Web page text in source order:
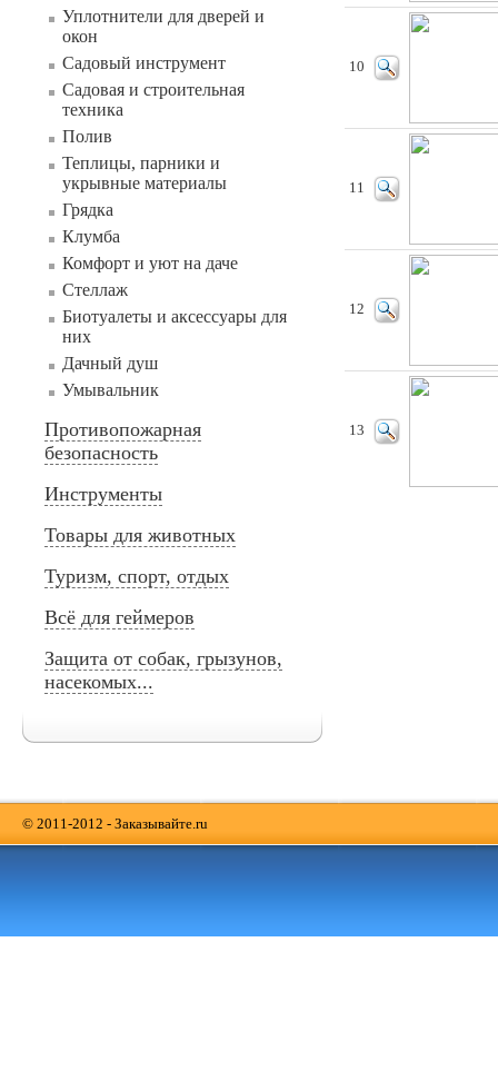
Уплотнители для дверей и
окон
Садовый инструмент
Садовая и строительная
техника
Полив
Теплицы, парники и
укрывные материалы
Грядка
Клумба
Комфорт и уют на даче
Стеллаж
Биотуалеты и аксессуары для
них
Дачный душ
Умывальник
Противопожарная
безопасность
Инструменты
Товары для животных
Туризм, спорт, отдых
Всё для геймеров
Защита от собак, грызунов,
насекомых...
10
11
12
13
© 2011-2012 - Заказывайте.ru